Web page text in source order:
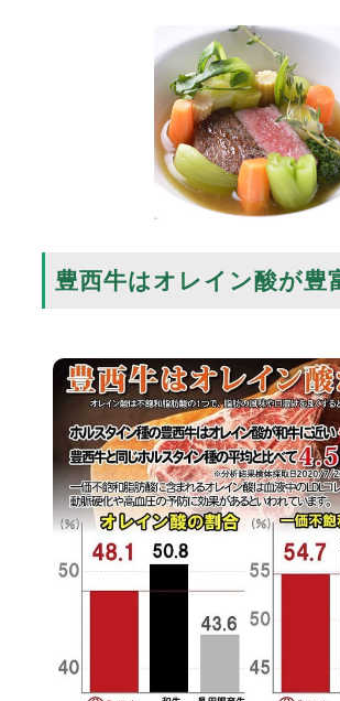
豊西牛はオレイン酸が豊